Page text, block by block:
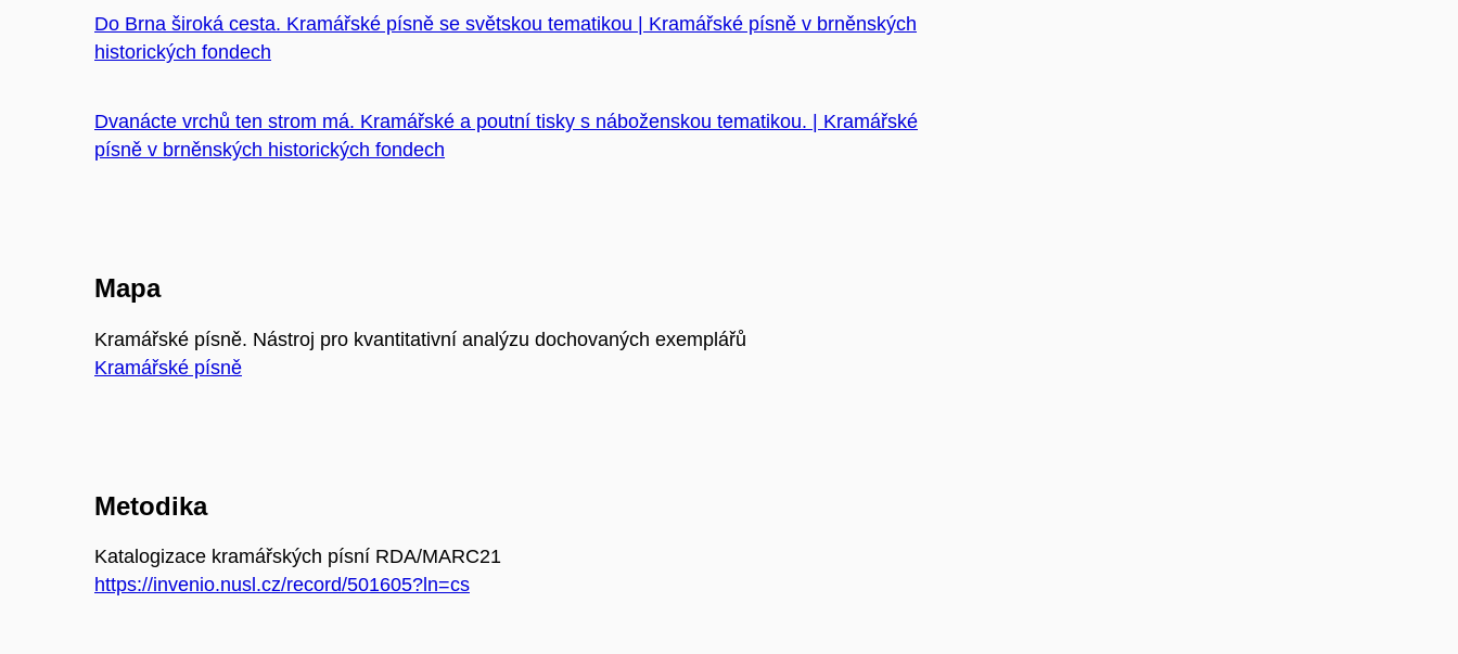
Do Brna široká cesta. Kramářské písně se světskou tematikou | Kramářské písně v brněnských
historických fondech
Dvanácte vrchů ten strom má. Kramářské a poutní tisky s náboženskou tematikou. | Kramářské
písně v brněnských historických fondech
Mapa
Kramářské písně. Nástroj pro kvantitativní analýzu dochovaných exemplářů
Kramářské písně
Metodika
Katalogizace kramářských písní RDA/MARC21
https://invenio.nusl.cz/record/501605?ln=cs